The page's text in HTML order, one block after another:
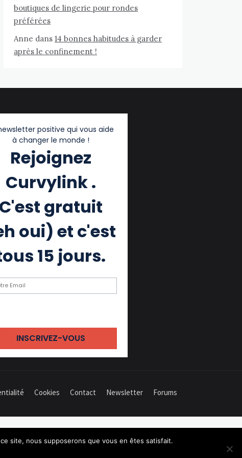
boutiques de lingerie pour rondes
préférées
Anne dans 14 bonnes habitudes à garder
après le confinement !
positive qui vous aide
à changer le monde !
Rejoignez
Curvylink .
C'est gratuit
oui) et c'est
15 jours.
Cookies Contact Newsletter Forums
site, nous supposerons que vous en êtes satisfait.